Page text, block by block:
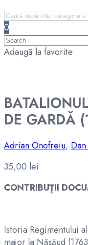
0
Adaugă la favorite
DE GARDĂ
Adrian Onofreiu,
35,00 lei
CONTRIBUŢII
Istoria Regimentului
major la Năsăud